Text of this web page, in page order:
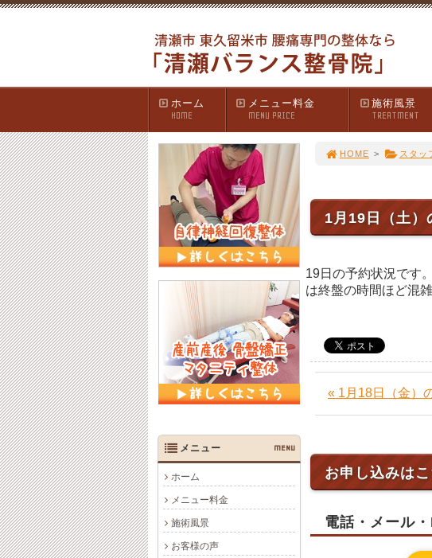
ホーム
HOME
メニュー料金
MENU PRICE
施術風景
TREATMENT
HOME > スタッ
1月19日（土）
19日の予約状況です
は終盤の時間ほど混
« 1月18日（金）
お申し込みは
電話・メール
メニュー MENU
ホーム
メニュー料金
施術風景
お客様の声